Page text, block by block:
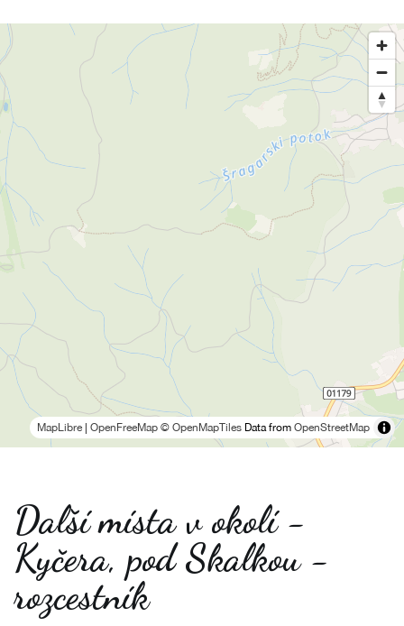
MapLibre OpenFreeMap © OpenMapTiles Data from OpenStreetMap
Další místa v okolí -
Kyčera, pod Skalkou -
rozcestník